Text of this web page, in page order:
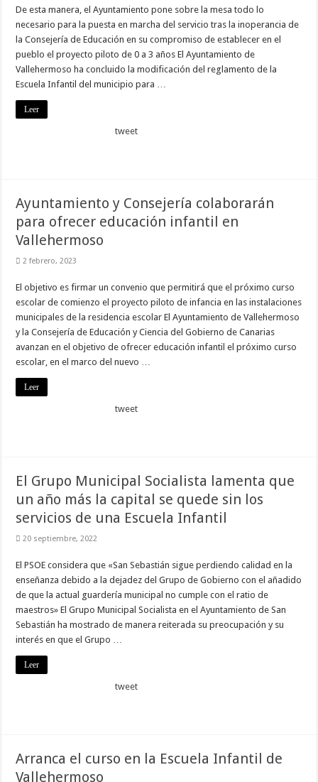
De esta manera, el Ayuntamiento pone sobre la mesa todo lo
necesario para la puesta en marcha del servicio tras la inoperancia de
la Consejería de Educación en su compromiso de establecer en el
pueblo el proyecto piloto de 0 a 3 años El Ayuntamiento de
Vallehermoso ha concluido la modificación del reglamento de la
Escuela Infantil del municipio para …
Leer
tweet
Ayuntamiento y Consejería colaborarán
para ofrecer educación infantil en
Vallehermoso
2 febrero, 2023
El objetivo es firmar un convenio que permitirá que el próximo curso
escolar de comienzo el proyecto piloto de infancia en las instalaciones
municipales de la residencia escolar El Ayuntamiento de Vallehermoso
y la Consejería de Educación y Ciencia del Gobierno de Canarias
avanzan en el objetivo de ofrecer educación infantil el próximo curso
escolar, en el marco del nuevo …
Leer
tweet
El Grupo Municipal Socialista lamenta que
un año más la capital se quede sin los
servicios de una Escuela Infantil
20 septiembre, 2022
El PSOE considera que «San Sebastián sigue perdiendo calidad en la
enseñanza debido a la dejadez del Grupo de Gobierno con el añadido
de que la actual guardería municipal no cumple con el ratio de
maestros» El Grupo Municipal Socialista en el Ayuntamiento de San
Sebastián ha mostrado de manera reiterada su preocupación y su
interés en que el Grupo …
Leer
tweet
Arranca el curso en la Escuela Infantil de
Vallehermoso